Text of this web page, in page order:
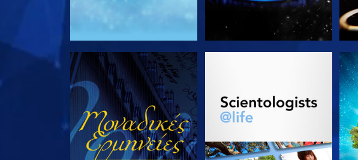
ΠΑΡΑΚΟΛΟΥΘΗΣΤΕ